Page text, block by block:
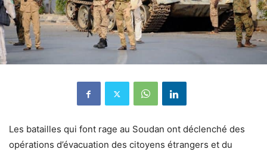
Les batailles qui font rage au Soudan ont déclenché des
opérations d’évacuation des citoyens étrangers et du